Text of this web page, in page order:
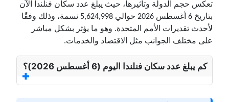
تعكس حجم الدولة وتأثيرها، حيث يبلغ عدد سكان فنلندا الآن
بتاريخ 6 أغسطس 2026 حوالي 5,624,998 نسمة، وذلك وفقًا
لأحدث تقديرات الأمم المتحدة. وهو ما يؤثر بشكل مباشر
على مختلف الجوانب مثل الاقتصاد والخدمات.
كم يبلغ عدد سكان فنلندا اليوم (6 أغسطس 2026)؟